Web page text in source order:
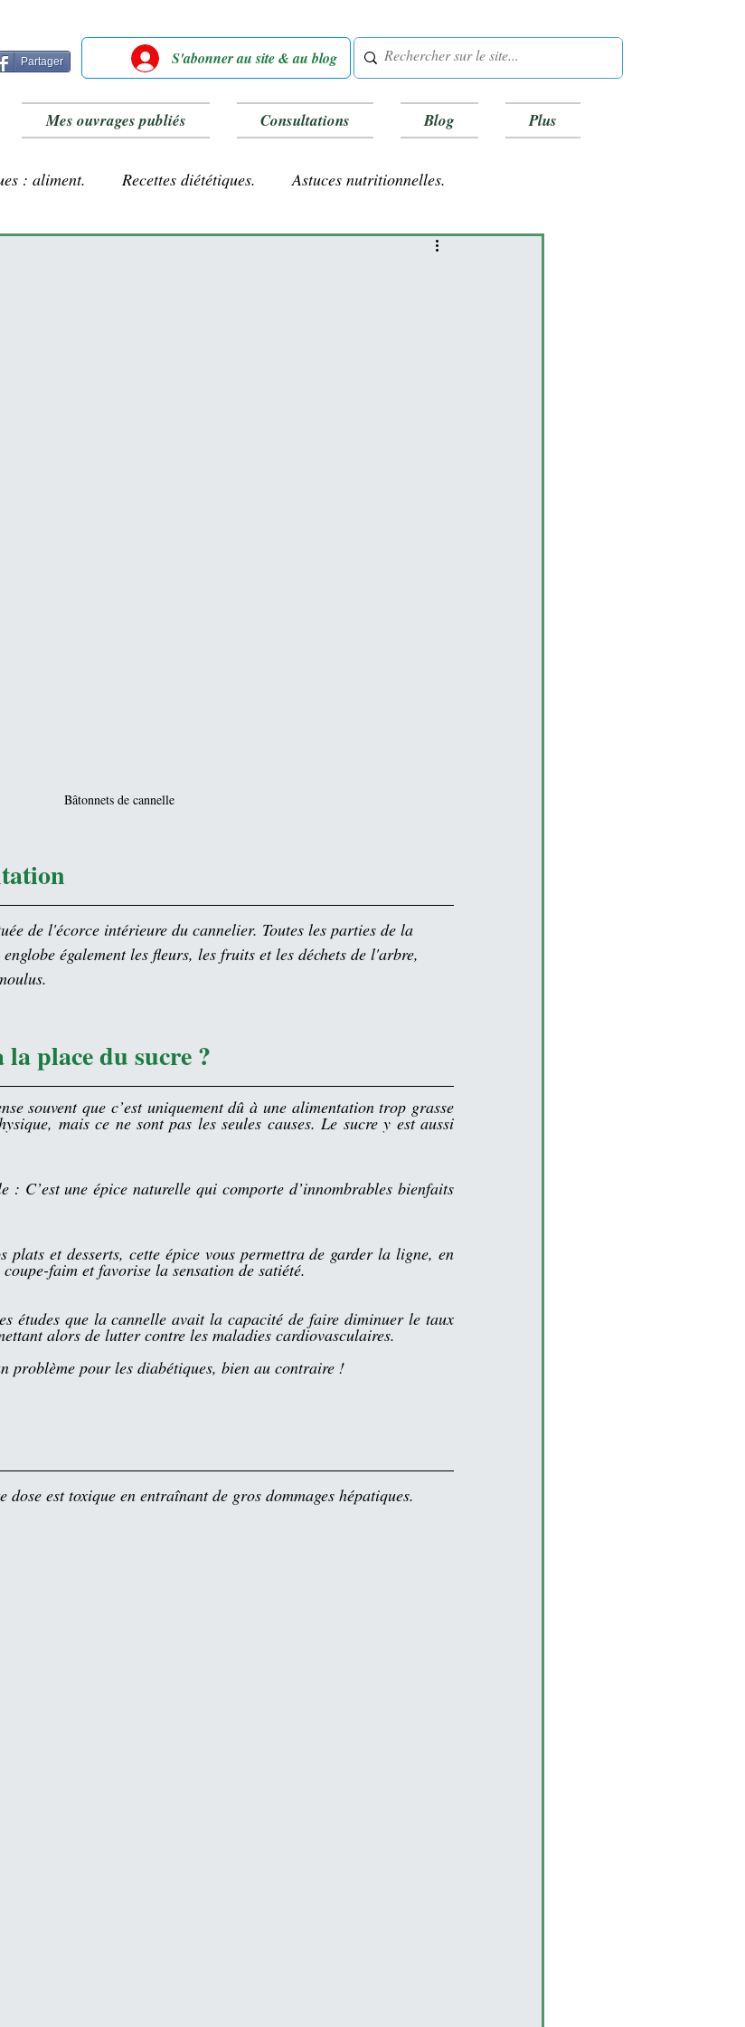
Partager S'abonner au site & au blog
Mes ouvrages publiés Consultations Blog Plus
: aliment. Recettes diététiques. Astuces nutritionnelles.
Bâtonnets de cannelle
de l'écorce intérieure du cannelier. Toutes les parties de la
également les fleurs, les fruits et les déchets de l'arbre,
place du sucre ?
souvent que c’est uniquement dû à une alimentation trop grasse
mais ce ne sont pas les seules causes. Le sucre y est aussi
: C’est une épice naturelle qui comporte d’innombrables bienfaits
plats et desserts, cette épice vous permettra de garder la ligne, en
faim et favorise la sensation de satiété.
études que la cannelle avait la capacité de faire diminuer le taux
alors de lutter contre les maladies cardiovasculaires.
problème pour les diabétiques, bien au contraire !
dose est toxique en entraînant de gros dommages hépatiques.